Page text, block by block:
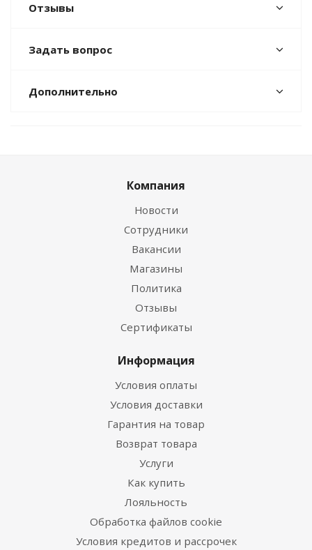
Отзывы
Задать вопрос
Дополнительно
Компания
Новости
Сотрудники
Вакансии
Магазины
Политика
Отзывы
Сертификаты
Информация
Условия оплаты
Условия доставки
Гарантия на товар
Возврат товара
Услуги
Как купить
Лояльность
Обработка файлов cookie
Условия кредитов и рассрочек